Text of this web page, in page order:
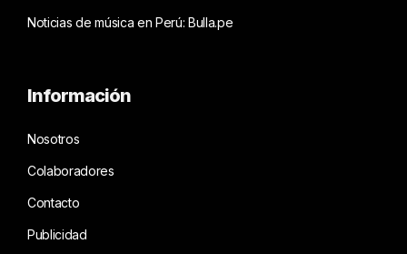
Noticias de música en Perú: Bulla.pe
Información
Nosotros
Colaboradores
Contacto
Publicidad